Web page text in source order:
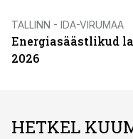
TALLINN - IDA-VIRUMAA
Energiasäästlikud
2026
HETKEL